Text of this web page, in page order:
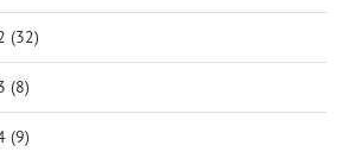
(32)
(8)
(9)